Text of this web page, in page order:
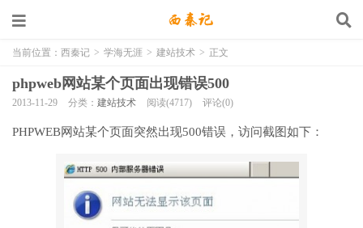
当前位置： 西秦记 > 学海无涯 > 建站技术 > 正文
phpweb网站某个页面出现错误500
2013-11-29 分类： 建站技术 阅读(4717) 评论(0)
PHPWEB网站某个页面突然出现500错误，访问截图如下：